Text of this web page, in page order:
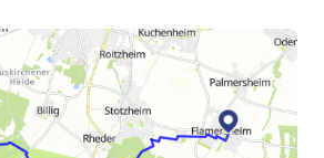
Leitungsaufschluss
die Mächtigkeit der
Sie lassen eine
des Kanals von
errechnen.